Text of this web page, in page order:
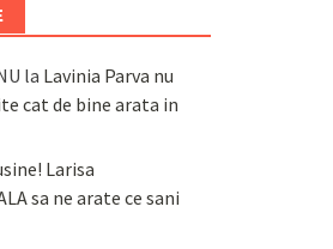
la Lavinia Parva nu
cat de bine arata in
Larisa
sa ne arate ce sani